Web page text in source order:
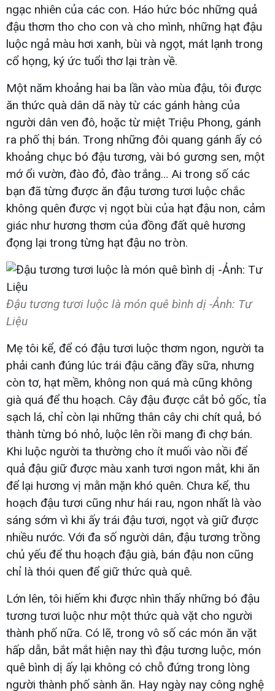
ngạc nhiên của các con. Háo hức bóc những quả
đậu thơm tho cho con và cho mình, những hạt đậu
luộc ngả màu hơi xanh, bùi và ngọt, mát lạnh trong
cổ họng, ký ức tuổi thơ lại tràn về.
Một năm khoảng hai ba lần vào mùa đậu, tôi được
ăn thức quà dân dã này từ các gánh hàng của
người dân ven đô, hoặc từ miệt Triệu Phong, gánh
ra phố thị bán. Trong những đôi quang gánh ấy có
khoảng chục bó đậu tương, vài bó gương sen, một
mớ ổi vườn, đào đỏ, đào trắng… Ai trong số các
bạn đã từng được ăn đậu tương tươi luộc chắc
không quên được vị ngọt bùi của hạt đậu non, cảm
giác như hương thơm của đồng đất quê hương
đọng lại trong từng hạt đậu no tròn.
Đậu tương tươi luộc là món quê bình dị -Ảnh: Tư
Liệu
Mẹ tôi kể, để có đậu tươi luộc thơm ngon, người ta
phải canh đúng lúc trái đậu căng đầy sữa, nhưng
còn tơ, hạt mềm, không non quá mà cũng không
già quá để thu hoạch. Cây đậu được cắt bỏ gốc, tỉa
sạch lá, chỉ còn lại những thân cây chi chít quả, bó
thành từng bó nhỏ, luộc lên rồi mang đi chợ bán.
Khi luộc người ta thường cho ít muối vào nồi để
quả đậu giữ được màu xanh tươi ngon mắt, khi ăn
để lại hương vị mằn mặn khó quên. Chưa kể, thu
hoạch đậu tươi cũng như hái rau, ngon nhất là vào
sáng sớm vì khi ấy trái đậu tươi, ngọt và giữ được
nhiều nước. Với đa số người dân, đậu tương trồng
chủ yếu để thu hoạch đậu già, bán đậu non cũng
chỉ là thói quen để giữ thức quà quê.
Lớn lên, tôi hiếm khi được nhìn thấy những bó đậu
tương tươi luộc như một thức quà vặt cho người
thành phố nữa. Có lẽ, trong vô số các món ăn vặt
hấp dẫn, bắt mắt hiện nay thì đậu tương luộc, món
quê bình dị ấy lại không có chỗ đứng trong lòng
người thành phố sành ăn. Hay ngày nay công nghệ